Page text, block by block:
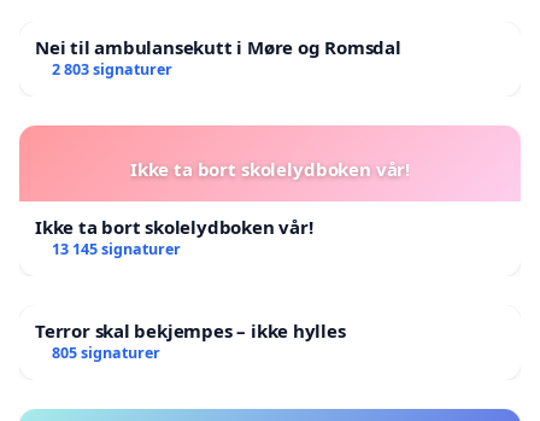
Nei til ambulansekutt i Møre og Romsdal
2 803 signaturer
Ikke ta bort skolelydboken vår!
Ikke ta bort skolelydboken vår!
13 145 signaturer
Terror skal bekjempes – ikke hylles
805 signaturer